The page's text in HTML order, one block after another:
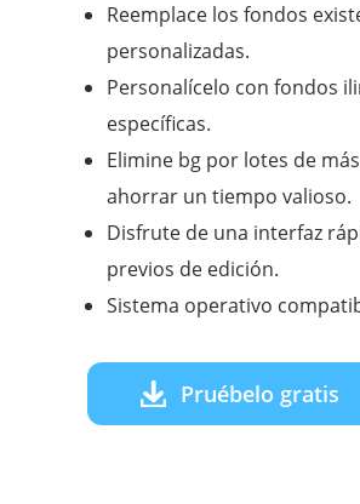
Reemplace los fondos
personalizadas.
Personalícelo con fondos
específicas.
Elimine bg por lotes de
ahorrar un tiempo valioso.
Disfrute de una interfaz
previos de edición.
Sistema operativo
Pruébelo gratis